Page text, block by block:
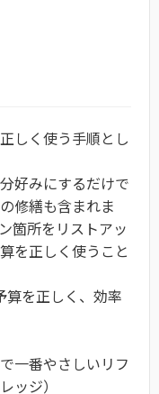
しく使う手順とし
好みにするだけで
修繕も含まれま
箇所をリストアッ
を正しく使うこと
算を正しく、効率
一番やさしいリフ
ッジ）